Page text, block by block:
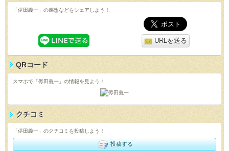
「侭田義一」の感想などをシェアしよう！
URLを送る
QRコード
スマホで「侭田義一」の情報を見よう！
クチコミ
「侭田義一」のクチコミを投稿しよう！
投稿する